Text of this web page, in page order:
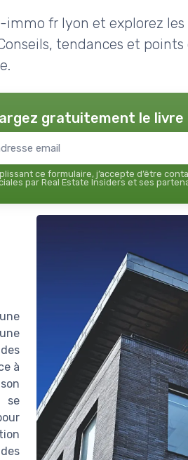
fr lyon et explorez les
tendances et
gratuitement le livre
ce formulaire, j’accepte d’être
par Real Estate Insiders et ses
à
se